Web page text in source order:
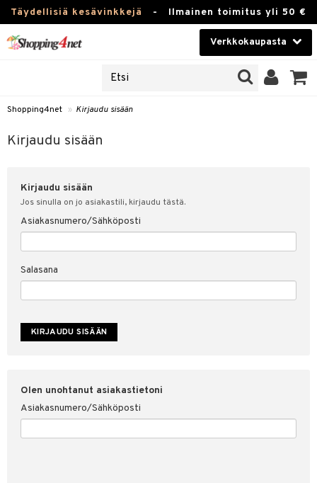
Täydellisiä kesävinkkejä - Ilmainen toimitus yli 50 €
Verkkokaupasta
Piilolinssit
Luontaistuotteet
Fitness
Koti & Sisustus
Lelut, Lapsi & Vauva
Tuotemerkkejä
Shopping4net » Kirjaudu sisään
Kirjaudu sisään
Kirjaudu sisään
Jos sinulla on jo asiakastili, kirjaudu tästä.
Asiakasnumero/Sähköposti
Salasana
Olen unohtanut asiakastietoni
Asiakasnumero/Sähköposti
sisään
& vastauksia
myyntiehdot
suojaus